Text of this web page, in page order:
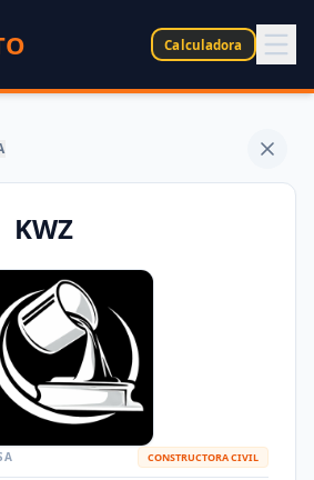
Calculadora
KWZ
CONSTRUCTORA CIVIL